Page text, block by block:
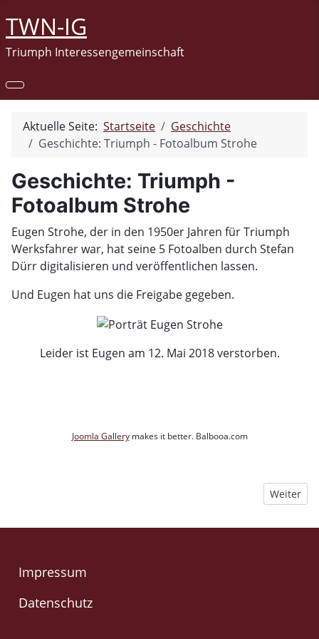
TWN-IG
Triumph Interessengemeinschaft
Aktuelle Seite: Startseite
Geschichte
Geschichte: Triumph - Fotoalbum Strohe
Geschichte: Triumph -
Fotoalbum Strohe
Eugen Strohe, der in den 1950er Jahren für Triumph
Werksfahrer war, hat seine 5 Fotoalben durch Stefan
Dürr digitalisieren und veröffentlichen lassen.
Und Eugen hat uns die Freigabe gegeben.
Leider ist Eugen am 12. Mai 2018 verstorben.
Joomla Gallerymakes it better. Balbooa.com
Nächster
Weiter
Impressum
Datenschutz